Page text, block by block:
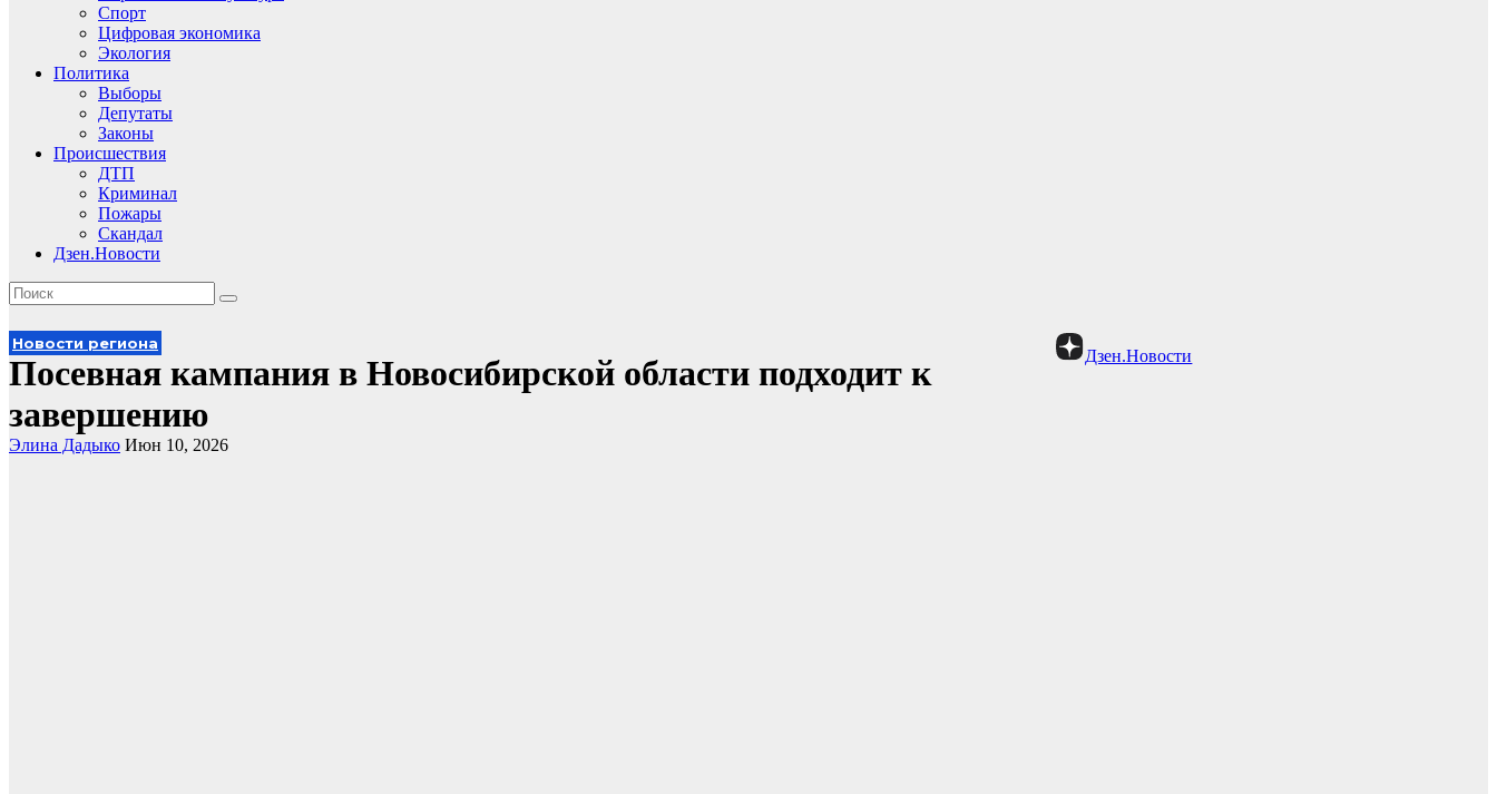
Спорт
Цифровая экономика
Экология
Политика
Выборы
Депутаты
Законы
Происшествия
ДТП
Криминал
Пожары
Скандал
Дзен.Новости
Дзен.Новости
Новости региона
Посевная кампания в Новосибирской области подходит к
завершению
Элина Дадыко Июн 10, 2026